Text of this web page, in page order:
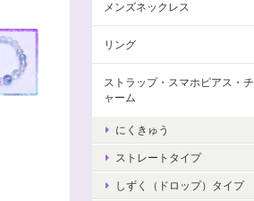
メンズネックレス
リング
ストラップ・スマホピアス・チ
ャーム
にくきゅう
ストレートタイプ
しずく（ドロップ）タイプ